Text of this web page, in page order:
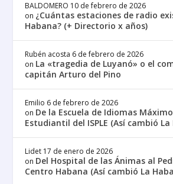
BALDOMERO 10 de febrero de 2026
on ¿Cuántas estaciones de radio
Habana? (+ Directorio x años)
Rubén acosta 6 de febrero de 2026
on La «tragedia de Luyanó» o el
capitán Arturo del Pino
Emilio 6 de febrero de 2026
on De la Escuela de Idiomas
Estudiantil del ISPLE (Así cambió
Lidet 17 de enero de 2026
on Del Hospital de las Ánimas al
Centro Habana (Así cambió La